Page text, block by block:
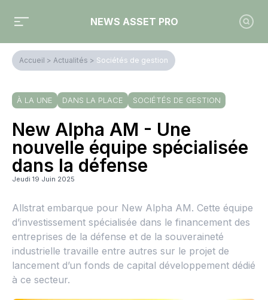
NEWS ASSET PRO
Accueil > Actualités > Sociétés de gestion
À LA UNE DANS LA PLACE SOCIÉTÉS DE GESTION
New Alpha AM - Une
nouvelle équipe spécialisée
dans la défense
Jeudi 19 Juin 2025
Allstrat embarque pour New Alpha AM. Cette équipe
d’investissement spécialisée dans le financement des
entreprises de la défense et de la souveraineté
industrielle travaille entre autres sur le projet de
lancement d’un fonds de capital développement dédié
à ce secteur.